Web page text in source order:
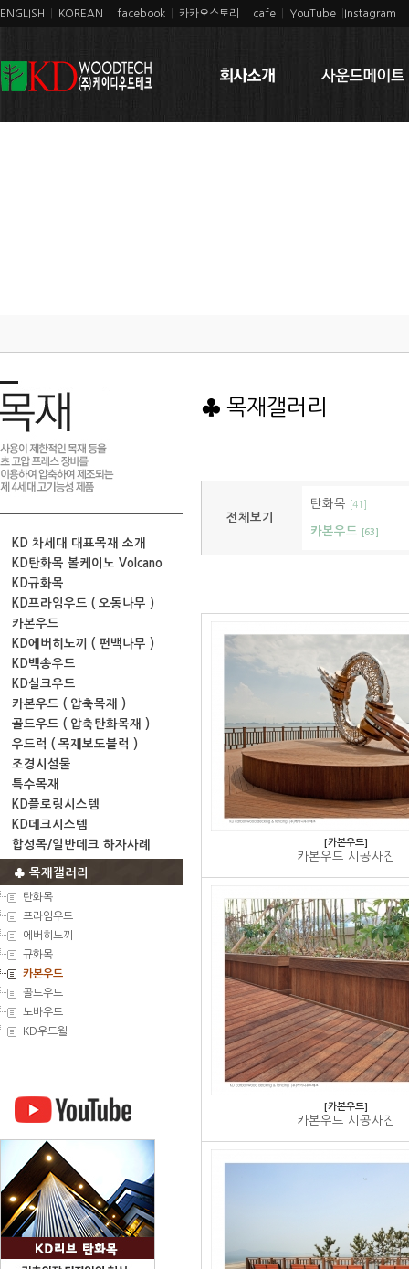
ENGLISH KOREAN facebook 카카오스토리 cafe YouTube Instagram
KD 차세대 대표목재 소개
KD탄화목 볼케이노 Volcano
KD규화목
KD프라임우드 ( 오동나무 )
카본우드
KD에버히노끼 ( 편백나무 )
KD백송우드
KD실크우드
카본우드 ( 압축목재 )
골드우드 ( 압축탄화목재 )
우드럭 ( 목재보도블럭 )
조경시설물
특수목재
KD플로링시스템
KD데크시스템
합성목/일반데크 하자사례
♣ 목재갤러리
탄화목
프라임우드
에버히노끼
규화목
카본우드
골드우드
노바우드
KD우드월
♣ 목재갤러리
전체보기
탄화목 [41]
카본우드 [63]
[카본우드]
카본우드 시공사진
[카본우드]
카본우드 시공사진